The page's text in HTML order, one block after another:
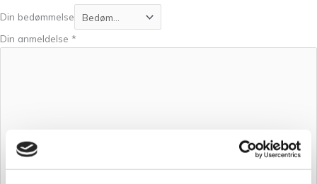
Din bedømmelse
Din anmeldelse *